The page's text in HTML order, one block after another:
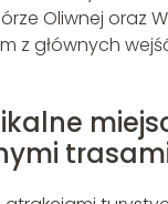
Oliwnej oraz
z głównych